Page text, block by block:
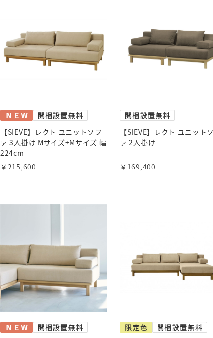
【SIEVE】レクト ユニットソフ
ァ 3人掛け Mサイズ+Mサイズ 幅
224cm
￥215,600
【SIEVE】レクト ユニット
ァ 2人掛け
￥169,400